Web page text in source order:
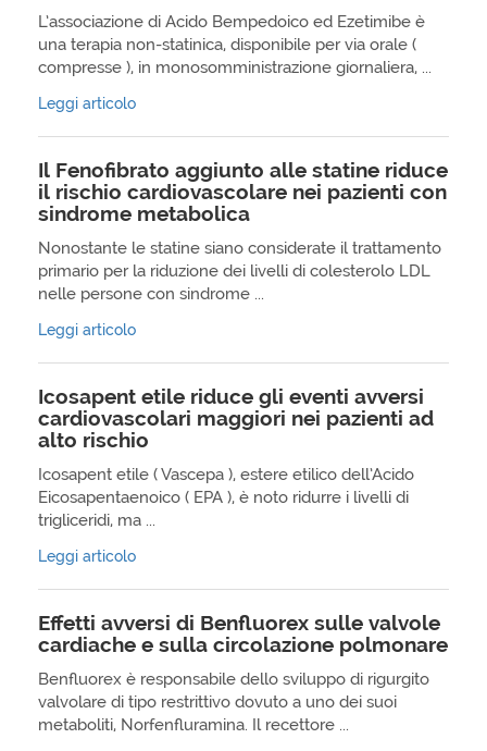
L’associazione di Acido Bempedoico ed Ezetimibe è
una terapia non-statinica, disponibile per via orale (
compresse ), in monosomministrazione giornaliera, ...
Leggi articolo
Il Fenofibrato aggiunto alle statine riduce
il rischio cardiovascolare nei pazienti con
sindrome metabolica
Nonostante le statine siano considerate il trattamento
primario per la riduzione dei livelli di colesterolo LDL
nelle persone con sindrome ...
Leggi articolo
Icosapent etile riduce gli eventi avversi
cardiovascolari maggiori nei pazienti ad
alto rischio
Icosapent etile ( Vascepa ), estere etilico dell’Acido
Eicosapentaenoico ( EPA ), è noto ridurre i livelli di
trigliceridi, ma ...
Leggi articolo
Effetti avversi di Benfluorex sulle valvole
cardiache e sulla circolazione polmonare
Benfluorex è responsabile dello sviluppo di rigurgito
valvolare di tipo restrittivo dovuto a uno dei suoi
metaboliti, Norfenfluramina. Il recettore ...